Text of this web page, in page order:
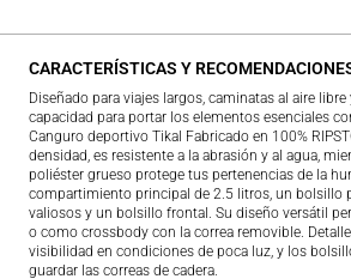
CARACTERÍSTICAS Y
Diseñado para viajes largos, caminatas al aire
capacidad para portar los elementos esenciales
Canguro deportivo Tikal Fabricado en 100%
densidad, es resistente a la abrasión y al agua,
poliéster grueso protege tus pertenencias de la
compartimiento principal de 2.5 litros, un bolsillo
valiosos y un bolsillo frontal. Su diseño versátil
o como crossbody con la correa removible.
visibilidad en condiciones de poca luz, y los
guardar las correas de cadera.